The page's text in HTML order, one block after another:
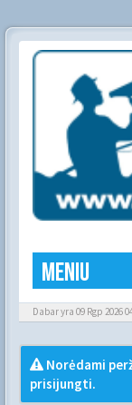
Meniu
Dabar yra 09 Rgp 2026
Norėdami
prisijungti.